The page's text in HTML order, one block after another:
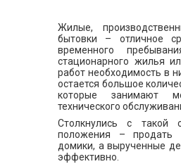
Жилые,
бытовки – отличное
временного
стационарного жилья
работ необходимость в
остается большое
которые занимают
технического
Столкнулись с такой
положения – продать
домики, а вырученные
эффективно.